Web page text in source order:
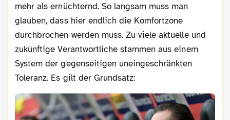
mehr als ernüchternd. So langsam muss man
glauben, dass hier endlich die Komfortzone
durchbrochen werden muss. Zu viele aktuelle und
zukünftige Verantwortliche stammen aus einem
System der gegenseitigen uneingeschränkten
Toleranz. Es gilt der Grundsatz: